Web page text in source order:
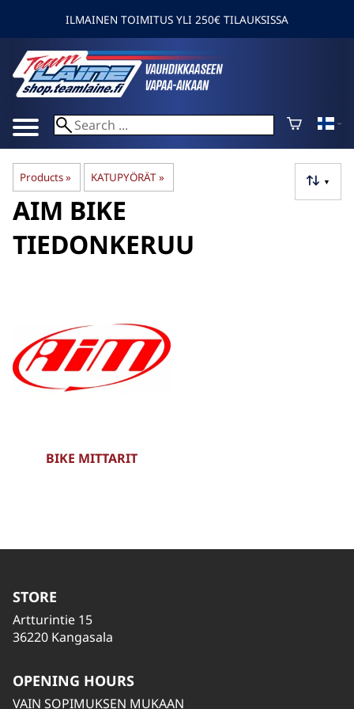
ILMAINEN TOIMITUS YLI 250€ TILAUKSISSA
Products‪» KATUPYÖRÄT ‪» ▼
AIM BIKE
TIEDONKERUU
BIKE MITTARIT
STORE
Artturintie 15
36220 Kangasala
OPENING HOURS
VAIN SOPIMUKSEN MUKAAN